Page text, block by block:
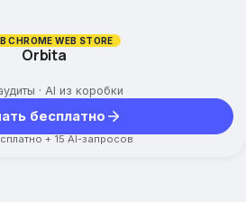
CHROME WEB STORE
Orbita
· AI из коробки
бесплатно
+ 15 AI-запросов